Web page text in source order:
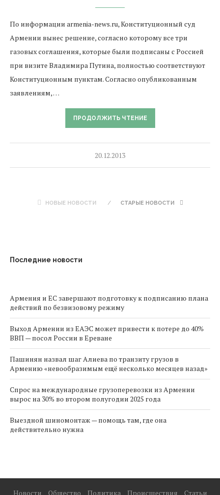
По информации armenia-news.ru, Конституционный суд
Армении вынес решение, согласно которому все три
газовых соглашения, которые были подписаны с Россией
при визите Владимира Путина, полностью соответствуют
Конституционным пунктам. Согласно опубликованным
заявлениям, …
ПРОДОЛЖИТЬ ЧТЕНИЕ
20.12.2013
НОВЫЕ НОВОСТИ СТАРЫЕ НОВОСТИ
Последние новости
Армения и ЕС завершают подготовку к подписанию плана
действий по безвизовому режиму
Выход Армении из ЕАЭС может привести к потере до 40%
ВВП — посол России в Ереване
Пашинян назвал шаг Алиева по транзиту грузов в
Армению «невообразимым ещё несколько месяцев назад»
Спрос на международные грузоперевозки из Армении
вырос на 30% во втором полугодии 2025 года
Выездной шиномонтаж — помощь там, где она
действительно нужна
Новости Общество Политика Происшествия Статьи